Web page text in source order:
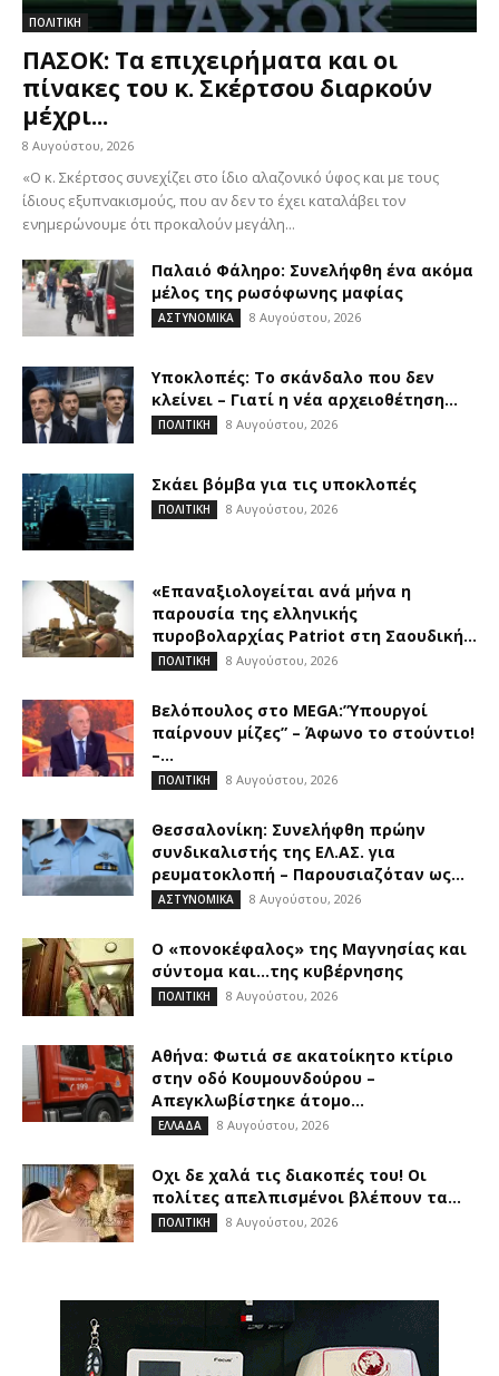
ΠΟΛΙΤΙΚΗ
ΠΑΣΟΚ: Τα επιχειρήματα και οι
πίνακες του κ. Σκέρτσου διαρκούν
μέχρι...
8 Αυγούστου, 2026
«Ο κ. Σκέρτσος συνεχίζει στο ίδιο αλαζονικό ύφος και με τους
ίδιους εξυπνακισμούς, που αν δεν το έχει καταλάβει τον
ενημερώνουμε ότι προκαλούν μεγάλη...
Παλαιό Φάληρο: Συνελήφθη ένα ακόμα
μέλος της ρωσόφωνης μαφίας
ΑΣΤΥΝΟΜΙΚΑ 8 Αυγούστου, 2026
Υποκλοπές: Το σκάνδαλο που δεν
κλείνει – Γιατί η νέα αρχειοθέτηση...
ΠΟΛΙΤΙΚΗ 8 Αυγούστου, 2026
Σκάει βόμβα για τις υποκλοπές
ΠΟΛΙΤΙΚΗ 8 Αυγούστου, 2026
«Επαναξιολογείται ανά μήνα η
παρουσία της ελληνικής
πυροβολαρχίας Patriot στη Σαουδική...
ΠΟΛΙΤΙΚΗ 8 Αυγούστου, 2026
Βελόπουλος στο MEGA:”Υπουργοί
παίρνουν μίζες” – Άφωνο το στούντιο!
–...
ΠΟΛΙΤΙΚΗ 8 Αυγούστου, 2026
Θεσσαλονίκη: Συνελήφθη πρώην
συνδικαλιστής της ΕΛ.ΑΣ. για
ρευματοκλοπή – Παρουσιαζόταν ως...
ΑΣΤΥΝΟΜΙΚΑ 8 Αυγούστου, 2026
Ο «πονοκέφαλος» της Μαγνησίας και
σύντομα και…της κυβέρνησης
ΠΟΛΙΤΙΚΗ 8 Αυγούστου, 2026
Αθήνα: Φωτιά σε ακατοίκητο κτίριο
στην οδό Κουμουνδούρου –
Απεγκλωβίστηκε άτομο...
ΕΛΛΑΔΑ 8 Αυγούστου, 2026
Οχι δε χαλά τις διακοπές του! Οι
πολίτες απελπισμένοι βλέπουν τα...
ΠΟΛΙΤΙΚΗ 8 Αυγούστου, 2026